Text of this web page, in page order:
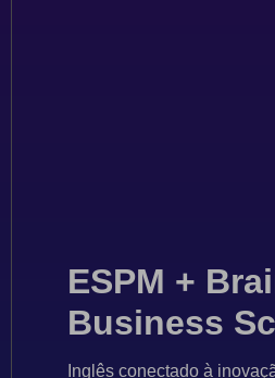
ESPM +
Business
Inglês conectado à